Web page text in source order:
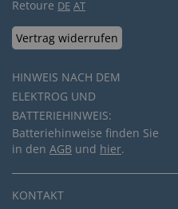
Retoure DE AT
Vertrag widerrufen
HINWEIS NACH DEM
ELEKTROG UND
BATTERIEHINWEIS:
Batteriehinweise finden Sie
in den AGB und hier.
KONTAKT